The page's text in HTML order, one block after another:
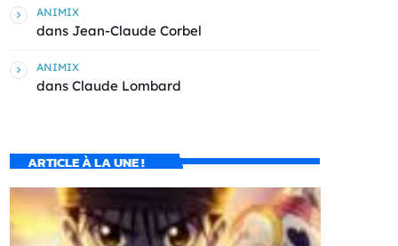
ANIMIX
dans Jean-Claude Corbel
ANIMIX
dans Claude Lombard
ARTICLE À LA UNE !